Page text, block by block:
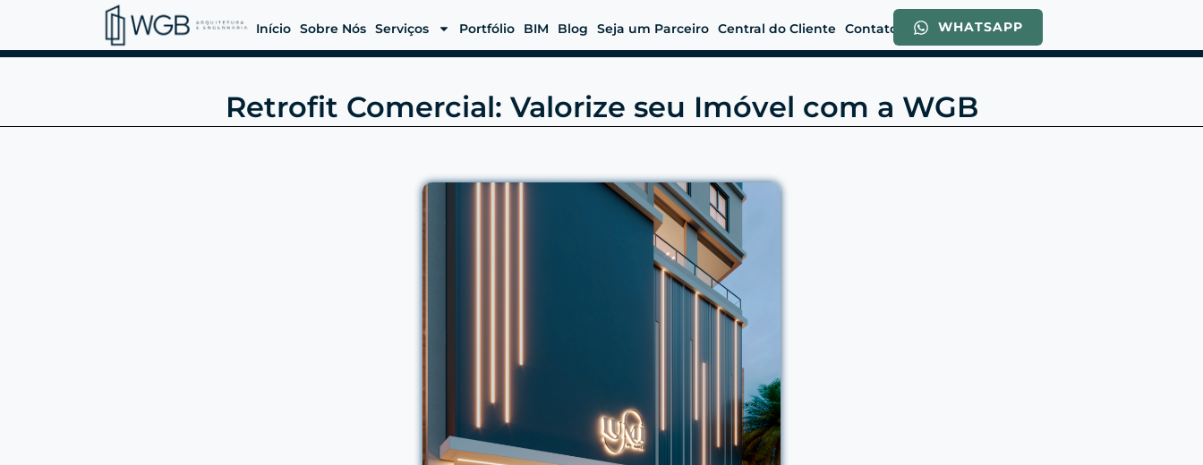
Início Sobre Nós Serviços Portfólio BIM Blog Seja um Parceiro Central do Cliente Contato WHATSAPP
Retrofit Comercial: Valorize seu Imóvel com a WGB